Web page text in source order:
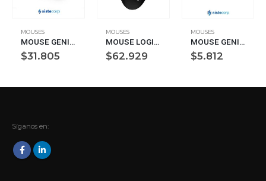
MOUSES
MOUSE GENIUS ECO-8100 INALAMBRICO NEGRO RECARGABLE (31030004400)
$31.805
MOUSES
MOUSE LOGITECH G305 LIGHTSPEED WIRELESS GAMING (910-005281)
$62.929
MOUSES
MOUSE GENIUS DX-120 USB 1200 DPI NEGRO (31010105100)
$5.812
Síganos en: